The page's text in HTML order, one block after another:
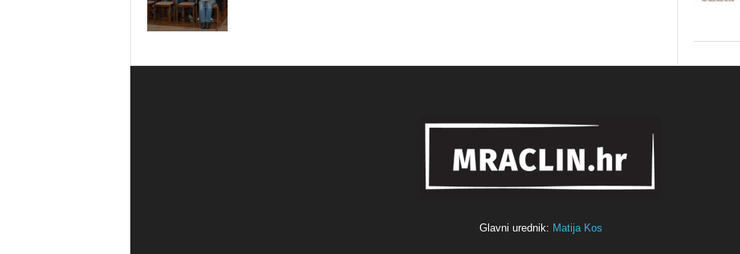
Glavni urednik: Matija Kos